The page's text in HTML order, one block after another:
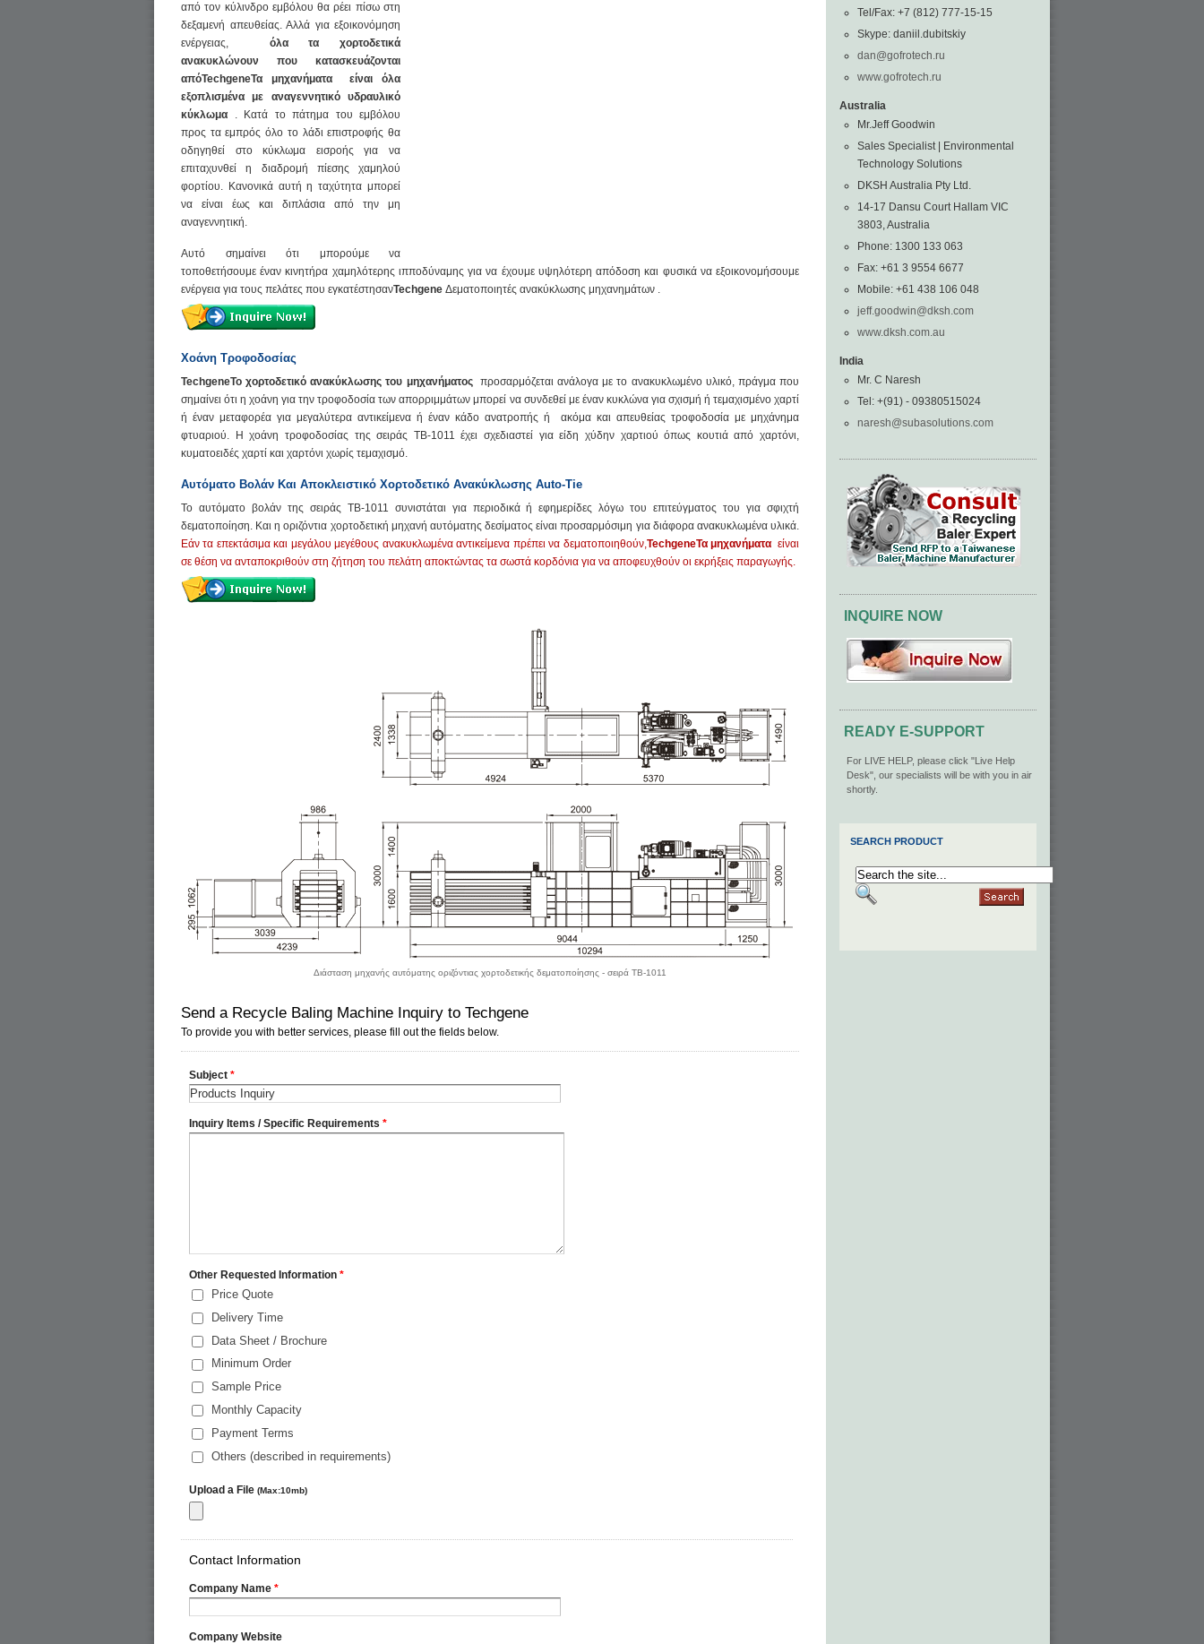
από τον κύλινδρο εμβόλου θα ρέει πίσω στη
δεξαμενή απευθείας. Αλλά για εξοικονόμηση
ενέργειας, όλα τα χορτοδετικά
ανακυκλώνουν που κατασκευάζονται
απόTechgeneΤα μηχανήματα
είναι όλα
εξοπλισμένα με αναγεννητικό υδραυλικό
κύκλωμα . Κατά το πάτημα του εμβόλου
προς τα εμπρός όλο το λάδι επιστροφής θα
οδηγηθεί στο κύκλωμα εισροής για να
επιταχυνθεί η διαδρομή πίεσης χαμηλού
φορτίου. Κανονικά αυτή η ταχύτητα μπορεί
να είναι έως και διπλάσια από την μη
αναγεννητική.
Αυτό σημαίνει ότι μπορούμε να
τοποθετήσουμε έναν κινητήρα χαμηλότερης ιπποδύναμης για να έχουμε υψηλότερη απόδοση και φυσικά να εξοικονομήσουμε
ενέργεια για τους πελάτες που εγκατέστησανTechgene Δεματοποιητές ανακύκλωσης μηχανημάτων .
Χοάνη Τροφοδοσίας
TechgeneΤο χορτοδετικό ανακύκλωσης του μηχανήματοςπροσαρμόζεται ανάλογα με το ανακυκλωμένο υλικό, πράγμα που
σημαίνει ότι η χοάνη για την τροφοδοσία των απορριμμάτων μπορεί να συνδεθεί με έναν κυκλώνα για σχισμή ή τεμαχισμένο χαρτί
ή έναν μεταφορέα για μεγαλύτερα αντικείμενα ή έναν κάδο ανατροπής ή ακόμα και απευθείας τροφοδοσία με μηχάνημα
φτυαριού. Η χοάνη τροφοδοσίας της σειράς TB-1011 έχει σχεδιαστεί για είδη χύδην χαρτιού όπως κουτιά από χαρτόνι,
κυματοειδές χαρτί και χαρτόνι χωρίς τεμαχισμό.
Αυτόματο Βολάν Και Αποκλειστικό Χορτοδετικό Ανακύκλωσης Auto-Tie
Το αυτόματο βολάν της σειράς TB-1011 συνιστάται για περιοδικά ή εφημερίδες λόγω του επιτεύγματος του για σφιχτή
δεματοποίηση. Και η οριζόντια χορτοδετική μηχανή αυτόματης δεσίματος είναι προσαρμόσιμη για διάφορα ανακυκλωμένα υλικά.
Εάν τα επεκτάσιμα και μεγάλου μεγέθους ανακυκλωμένα αντικείμενα πρέπει να δεματοποιηθούν,TechgeneΤα μηχανήματα είναι
σε θέση να ανταποκριθούν στη ζήτηση του πελάτη αποκτώντας τα σωστά κορδόνια για να αποφευχθούν οι εκρήξεις παραγωγής.
Διάσταση μηχανής αυτόματης οριζόντιας χορτοδετικής δεματοποίησης - σειρά TB-1011
Tel/Fax: +7 (812) 777-15-15
Skype: daniil.dubitskiy
dan@gofrotech.ru
www.gofrotech.ru
Australia
Mr.Jeff Goodwin
Sales Specialist | Environmental
Technology Solutions
DKSH Australia Pty Ltd.
14-17 Dansu Court Hallam VIC
3803, Australia
Phone: 1300 133 063
Fax: +61 3 9554 6677
Mobile: +61 438 106 048
jeff.goodwin@dksh.com
www.dksh.com.au
India
Mr. C Naresh
Tel: +(91) - 09380515024
naresh@subasolutions.com
INQUIRE NOW
READY E-SUPPORT
For LIVE HELP, please click "Live Help
Desk", our specialists will be with you in air
shortly.
SEARCH PRODUCT